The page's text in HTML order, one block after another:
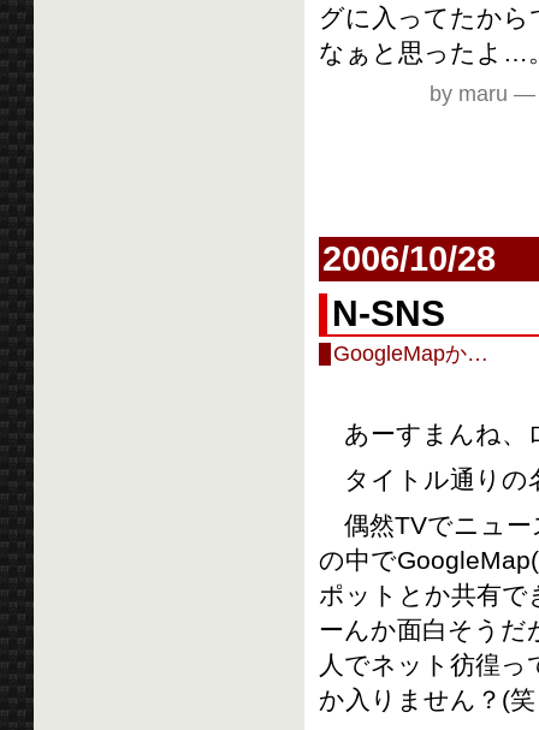
グに入ってたか
なぁと思ったよ…
by maru
2006/10/28
N-SNS
GoogleMapか…
あーすまんね、
タイトル通りの
偶然TVでニュー
の中で
ポットとか共有で
ーんか面白そうだ
人でネット彷徨
か入りません？(笑